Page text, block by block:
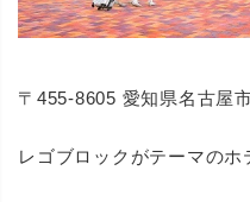
〒455-8605 愛知県名古屋
レゴブロックがテーマのホ